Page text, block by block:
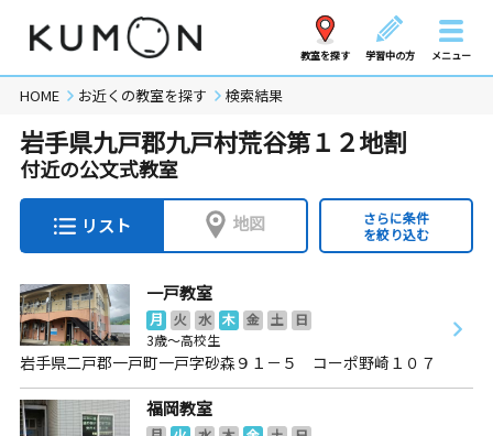
教室を探す 学習中の方 メニュー
HOME お近くの教室を探す 検索結果
岩手県九戸郡九戸村荒谷第１２地割
付近の公文式教室
リスト 地図
さらに条件
を絞り込む
一戸教室
月 火 水 木 金 土
日
3歳～高校生
岩手県二戸郡一戸町一戸字砂森９１－５ コーポ野崎１０７
福岡教室